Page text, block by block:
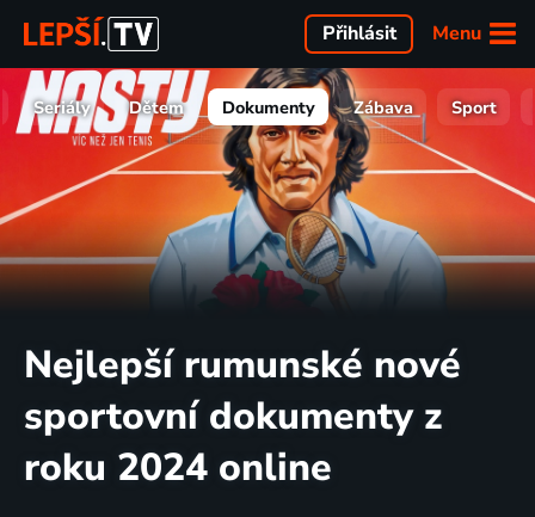
Menu
Přihlásit
Seriály Dětem Dokumenty Zábava Sport
Nejlepší rumunské nové
sportovní dokumenty z
roku 2024 online